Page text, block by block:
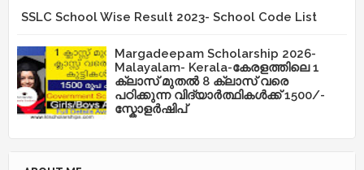
SSLC School Wise Result 2023- School Code List
Margadeepam Scholarship 2026-
Malayalam- Kerala-കേരളത്തിലെ 1
ക്ലാസ് മുതൽ 8 ക്ലാസ് വരെ
പഠിക്കുന്ന വിദ്യാർത്ഥികൾക്ക് 1500/-
സ്കോളർഷിപ്